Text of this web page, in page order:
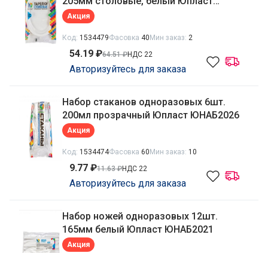
ЮНАБ2029
Акция
Код: 1534479Фасовка 40 Мин заказ: 2
64.51 ₽
54.19 ₽ НДС 22
Авторизуйтесь для заказа
Набор стаканов одноразовых 6шт.
200мл прозрачный Юпласт ЮНАБ2026
Акция
Код: 1534474Фасовка 60 Мин заказ: 10
11.63 ₽
9.77 ₽ НДС 22
Авторизуйтесь для заказа
Набор ножей одноразовых 12шт.
165мм белый Юпласт ЮНАБ2021
Акция